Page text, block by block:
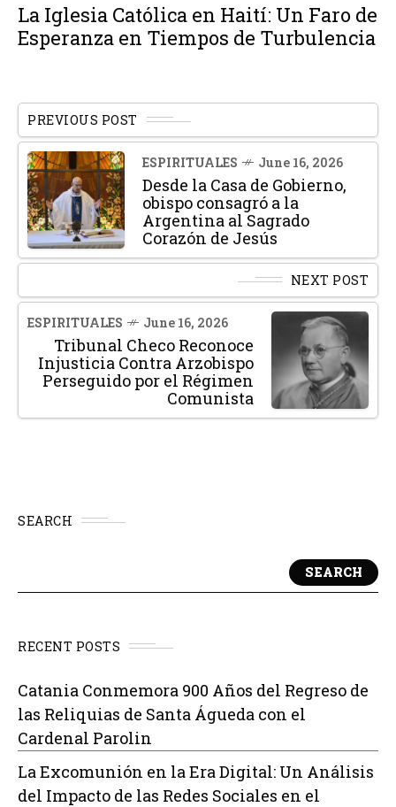
La Iglesia Católica en Haití: Un Faro de
Esperanza en Tiempos de Turbulencia
PREVIOUS POST
ESPIRITUALES June 16, 2026
Desde la Casa de Gobierno,
obispo consagró a la
Argentina al Sagrado
Corazón de Jesús
NEXT POST
ESPIRITUALES June 16, 2026
Tribunal Checo Reconoce
Injusticia Contra Arzobispo
Perseguido por el Régimen
Comunista
SEARCH
SEARCH
RECENT POSTS
Catania Conmemora 900 Años del Regreso de
las Reliquias de Santa Águeda con el
Cardenal Parolin
La Excomunión en la Era Digital: Un Análisis
del Impacto de las Redes Sociales en el